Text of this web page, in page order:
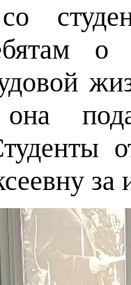
она
за